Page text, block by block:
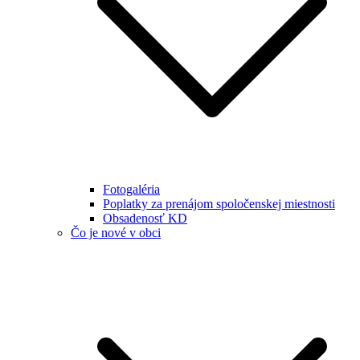
Fotogaléria
Poplatky za prenájom spoločenskej miestnosti
Obsadenosť KD
Čo je nové v obci